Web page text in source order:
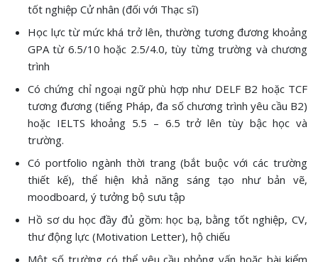
tốt nghiệp Cử nhân (đối với Thạc sĩ)
Học lực từ mức khá trở lên, thường tương đương khoảng
GPA từ 6.5/10 hoặc 2.5/4.0, tùy từng trường và chương
trình
Có chứng chỉ ngoại ngữ phù hợp như DELF B2 hoặc TCF
tương đương (tiếng Pháp, đa số chương trình yêu cầu B2)
hoặc IELTS khoảng 5.5 – 6.5 trở lên tùy bậc học và
trường.
Có portfolio ngành thời trang (bắt buộc với các trường
thiết kế), thể hiện khả năng sáng tạo như bản vẽ,
moodboard, ý tưởng bộ sưu tập
Hồ sơ du học đầy đủ gồm: học bạ, bằng tốt nghiệp, CV,
thư động lực (Motivation Letter), hộ chiếu
Một số trường có thể yêu cầu phỏng vấn hoặc bài kiểm